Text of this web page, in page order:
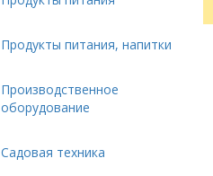
Продукты питания, напитки
Производственное
оборудование
Садовая техника